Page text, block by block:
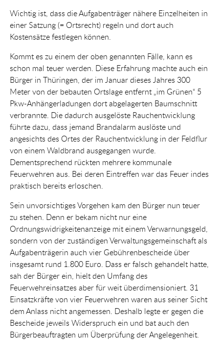
Wichtig ist, dass die Aufgabenträger nähere Einzelheiten in
einer Satzung (= Ortsrecht) regeln und dort auch
Kostensätze festlegen können.
Kommt es zu einem der oben genannten Fälle, kann es
schon mal teuer werden. Diese Erfahrung machte auch ein
Bürger in Thüringen, der im Januar dieses Jahres 300
Meter von der bebauten Ortslage entfernt „im Grünen“ 5
Pkw-Anhängerladungen dort abgelagerten Baumschnitt
verbrannte. Die dadurch ausgelöste Rauchentwicklung
führte dazu, dass jemand Brandalarm auslöste und
angesichts des Ortes der Rauchentwicklung in der Feldflur
von einem Waldbrand ausgegangen wurde.
Dementsprechend rückten mehrere kommunale
Feuerwehren aus. Bei deren Eintreffen war das Feuer indes
praktisch bereits erloschen.
Sein unvorsichtiges Vorgehen kam den Bürger nun teuer
zu stehen. Denn er bekam nicht nur eine
Ordnungswidrigkeitenanzeige mit einem Verwarnungsgeld,
sondern von der zuständigen Verwaltungsgemeinschaft als
Aufgabenträgerin auch vier Gebührenbescheide über
insgesamt rund 1.800 Euro. Dass er falsch gehandelt hatte,
sah der Bürger ein, hielt den Umfang des
Feuerwehreinsatzes aber für weit überdimensioniert. 31
Einsatzkräfte von vier Feuerwehren waren aus seiner Sicht
dem Anlass nicht angemessen. Deshalb legte er gegen die
Bescheide jeweils Widerspruch ein und bat auch den
Bürgerbeauftragten um Überprüfung der Angelegenheit.